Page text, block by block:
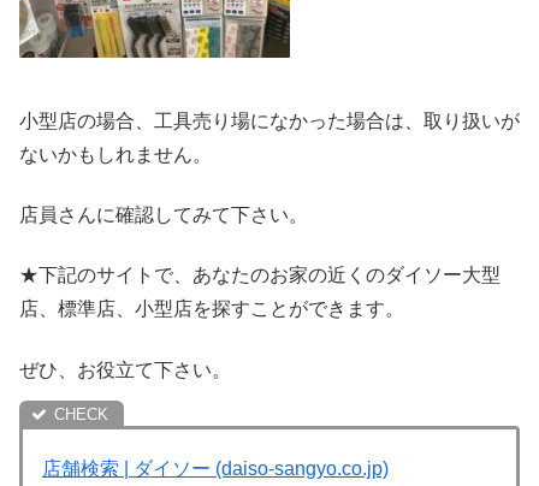
小型店の場合、工具売り場になかった場合は、取り扱いが
ないかもしれません。
店員さんに確認してみて下さい。
★下記のサイトで、あなたのお家の近くのダイソー大型
店、標準店、小型店を探すことができます。
ぜひ、お役立て下さい。
店舗検索 | ダイソー (daiso-sangyo.co.jp)